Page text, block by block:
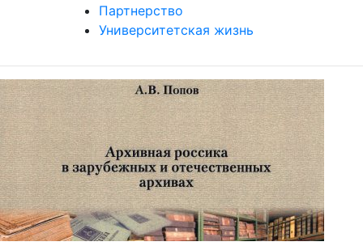
Партнерство
Университетская жизнь